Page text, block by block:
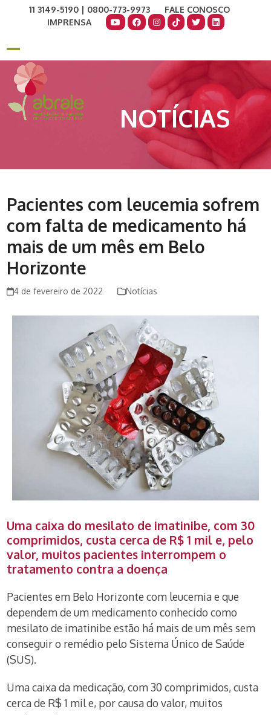
11 3149-5190 | 0800-773-9973
FALE CONOSCO
IMPRENSA
Open
mobile
menu
Close
mobile
menu
NOTÍCIAS
Pacientes com leucemia sofrem
com falta de medicamento há
mais de um mês em Belo
Horizonte
4 de fevereiro de 2022 Notícias
Uma caixa do mesilato de imatinibe, com 30
comprimidos, custa cerca de R$ 1 mil e, pelo
valor, muitos pacientes interrompem o
tratamento contra a doença
Pacientes em Belo Horizonte com leucemia e que
dependem de um medicamento conhecido como
mesilato de imatinibe estão há mais de um mês sem
conseguir o remédio pelo Sistema Único de Saúde
(SUS).
Uma caixa da medicação, com 30 comprimidos, custa
cerca de R$ 1 mil e, por causa do valor, muitos